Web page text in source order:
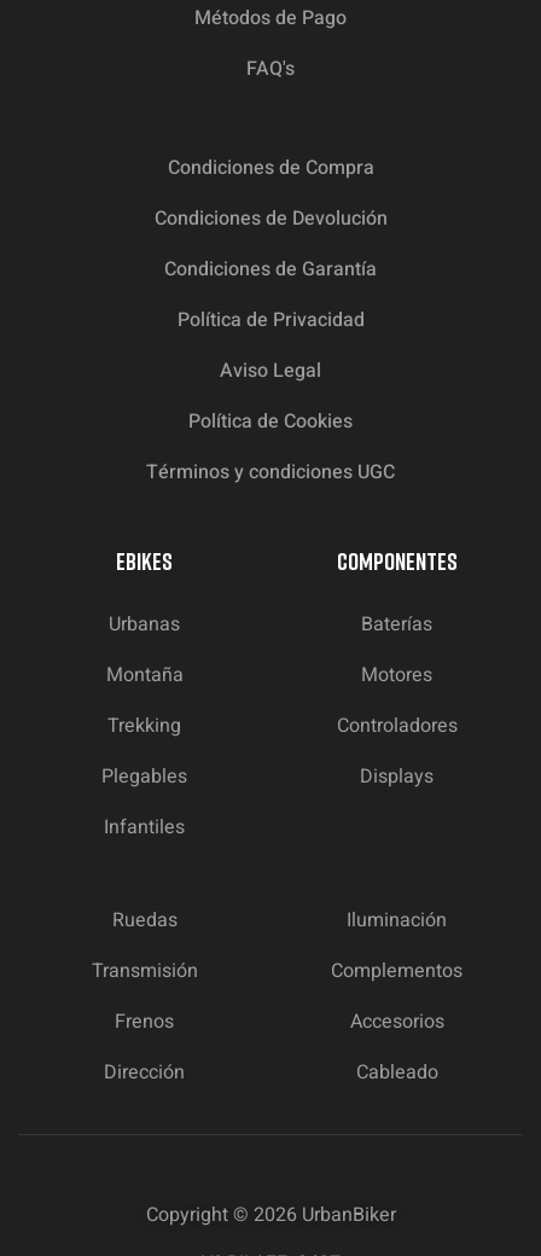
Métodos de Pago
FAQ's
Condiciones de Compra
Condiciones de Devolución
Condiciones de Garantía
Política de Privacidad
Aviso Legal
Política de Cookies
Términos y condiciones UGC
EBIKES
Urbanas
Montaña
Trekking
Plegables
Infantiles
COMPONENTES
Baterías
Motores
Controladores
Displays
Ruedas
Transmisión
Frenos
Dirección
Iluminación
Complementos
Accesorios
Cableado
Copyright © 2026 UrbanBiker